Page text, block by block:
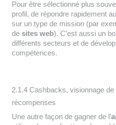
Pour être sélectionné plus
profil, de répondre rapidement
sur un type de mission (par
de sites web). C’est aussi un
différents secteurs et de
compétences.
2.1.4 Cashbacks, visionnage
récompenses
Une autre façon de gagner de l’